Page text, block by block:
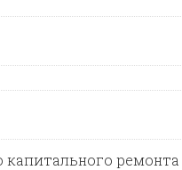
капитального